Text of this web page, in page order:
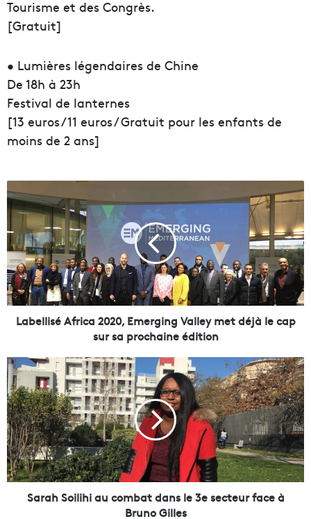
Tourisme et des Congrès.
[Gratuit]
• Lumières légendaires de Chine
De 18h à 23h
Festival de lanternes
[13 euros / 11 euros / Gratuit pour les enfants de
moins de 2 ans]
L
a
b
e
l
i
s
é
i
c
a
2
0
2
0
,
E
Labellisé Africa 2020, Emerging Valley met déjà le cap
sur sa prochaine édition
S
a
r
a
h
S
o
i
l
Sarah Soilihi au combat dans le 3e secteur face à
Bruno Gilles